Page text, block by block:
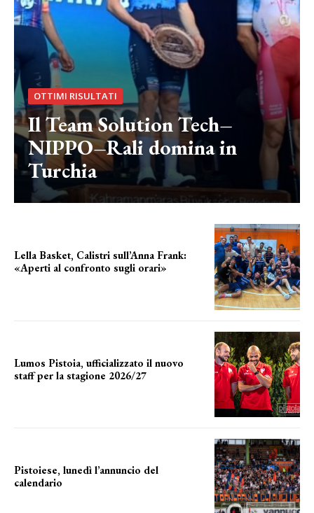
OTTIMI RISULTATI
Il Team Solution Tech–
NIPPO–Rali domina in
Turchia
Lella Basket, Calistri sull’Anna Frank:
«Aperti al confronto sugli orari»
Lumos Pistoia, ufficializzato il nuovo
staff per la stagione 2026/27
Pistoiese, lunedì l’annuncio del
calendario